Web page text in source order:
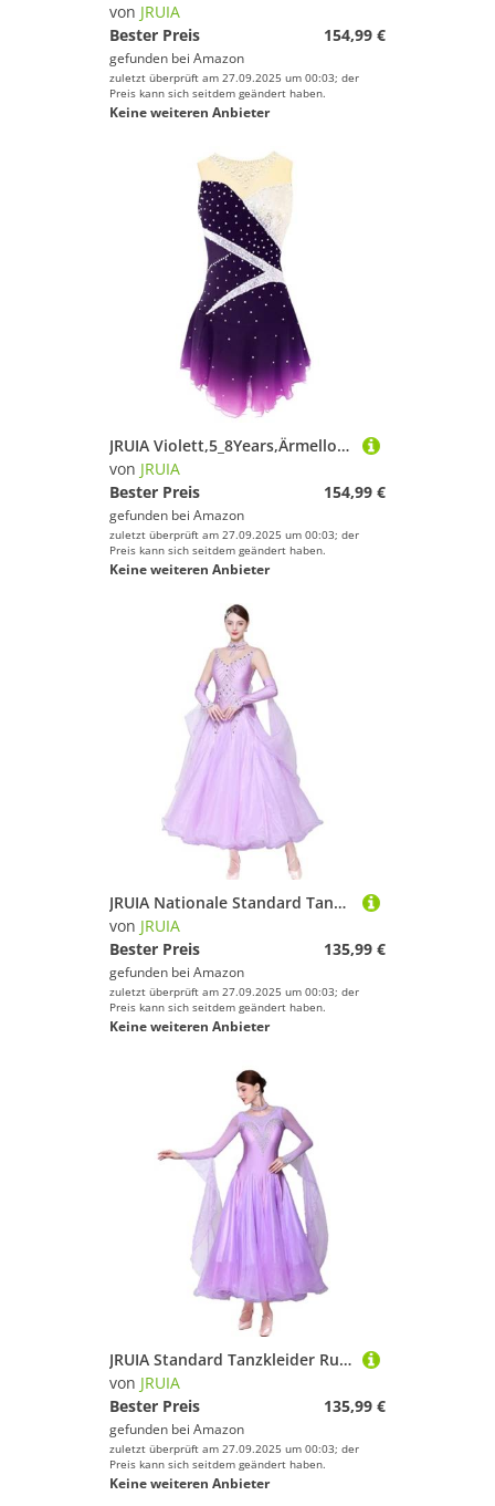
von JRUIA
Bester Preis
154,99 €
gefunden bei Amazon
zuletzt überprüft am 27.09.2025 um 00:03; der
Preis kann sich seitdem geändert haben.
Keine weiteren Anbieter
JRUIA Violett,5_8Years,Ärmelloses Eiskunstlauf Wettkampf Kleid Für Mädchen Turnanzug Für Damen Performance Sportbekleidung Eislauf Tanzrock Für Teenager Farbverlauf
von JRUIA
Bester Preis
154,99 €
gefunden bei Amazon
zuletzt überprüft am 27.09.2025 um 00:03; der
Preis kann sich seitdem geändert haben.
Keine weiteren Anbieter
JRUIA Nationale Standard Tanzwettbewerbskleider Hochwertig Professionelle Ballsaal Tanzkleidung Für Frauen Mesh Langarm Walzer Leistung Kostüm Mit Strasssteinen,Lila,M
von JRUIA
Bester Preis
135,99 €
gefunden bei Amazon
zuletzt überprüft am 27.09.2025 um 00:03; der
Preis kann sich seitdem geändert haben.
Keine weiteren Anbieter
JRUIA Standard Tanzkleider Rundhals Walzer Tango Wettbewerbs Kostüm Bühnenrock Für Gesellschaftstanz Für Damen Wunderschönes Tanzoutfit,Lila,M
von JRUIA
Bester Preis
135,99 €
gefunden bei Amazon
zuletzt überprüft am 27.09.2025 um 00:03; der
Preis kann sich seitdem geändert haben.
Keine weiteren Anbieter